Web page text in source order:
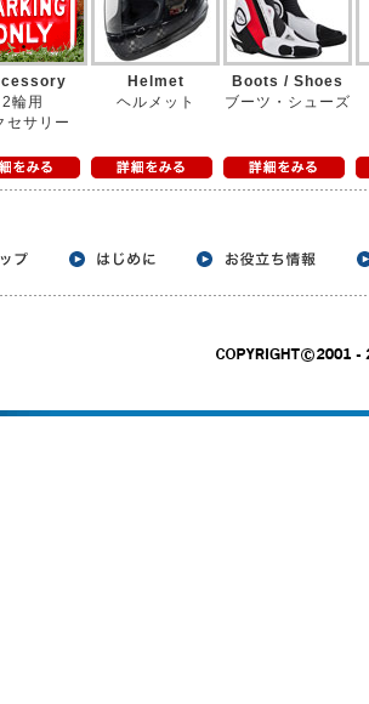
2輪用
セサリー
Helmet
ヘルメット
Boots / Shoes
ブーツ・シューズ